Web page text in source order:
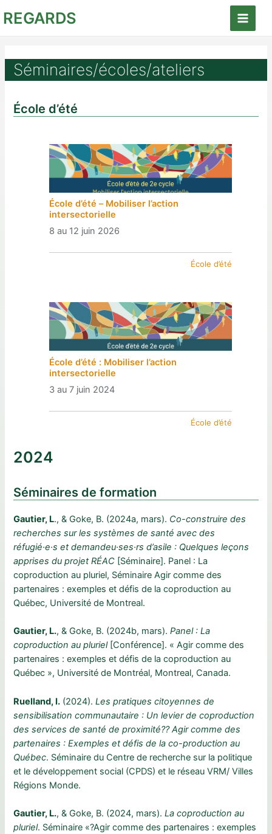
auREGARDS
Main
Séminaires/écoles/ateliers
École d’été
École d’été – Mobiliser l’action
intersectorielle
8 au 12 juin 2026
École d’été
École d’été : Mobiliser l’action
intersectorielle
3 au 7 juin 2024
École d’été
2024
Séminaires de formation
Gautier, L., & Goke, B. (2024a, mars). Co-construire des
recherches sur les systèmes de santé avec des
réfugié·e·s et demandeu·ses·rs d’asile : Quelques leçons
apprises du projet RÉAC [Séminaire]. Panel : La
coproduction au pluriel, Séminaire Agir comme des
partenaires : exemples et défis de la coproduction au
Québec, Université de Montreal.
Gautier, L., & Goke, B. (2024b, mars).Panel : La
coproduction au pluriel[Conférence]. « Agir comme des
partenaires : exemples et défis de la coproduction au
Québec », Université de Montréal, Montreal, Canada.
Ruelland, I. (2024).Les pratiques citoyennes de
sensibilisation communautaire : Un levier de coproduction
des services de santé de proximité?? Agir comme des
partenaires : Exemples et défis de la co-production au
Québec. Séminaire du Centre de recherche sur la politique
et le développement social (CPDS) et le réseau VRM/ Villes
Régions Monde.
Gautier, L., & Goke, B. (2024, mars).La coproduction au
pluriel. Séminaire «?Agir comme des partenaires : exemples